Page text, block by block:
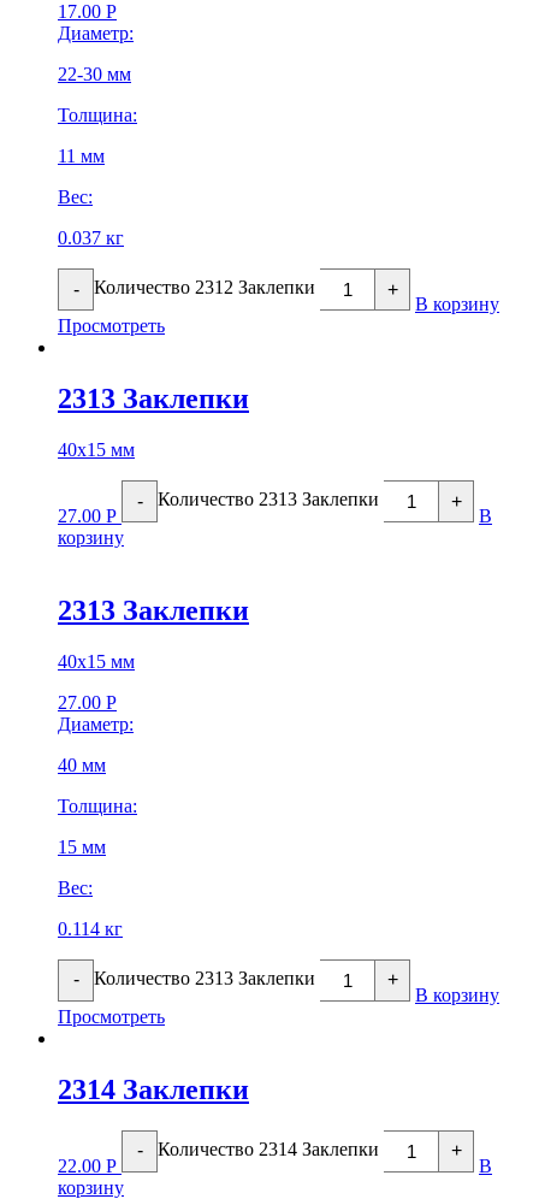
17.00 Р
Диаметр:
22-30 мм
Толщина:
11 мм
Вес:
0.037 кг
- Количество 2312 Заклепки +
В корзину
Просмотреть
2313 Заклепки
40х15 мм
27.00 Р
- Количество 2313 Заклепки +
В
корзину
2313 Заклепки
40х15 мм
27.00 Р
Диаметр:
40 мм
Толщина:
15 мм
Вес:
0.114 кг
- Количество 2313 Заклепки +
В корзину
Просмотреть
2314 Заклепки
22.00 Р
- Количество 2314 Заклепки +
В
корзину